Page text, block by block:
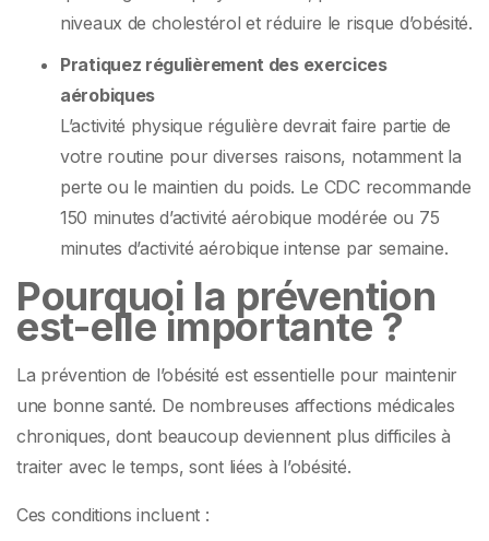
niveaux de cholestérol et réduire le risque d’obésité.
Pratiquez régulièrement des exercices
aérobiques
L’activité physique régulière devrait faire partie de
votre routine pour diverses raisons, notamment la
perte ou le maintien du poids. Le CDC recommande
150 minutes d’activité aérobique modérée ou 75
minutes d’activité aérobique intense par semaine.
Pourquoi la prévention
est-elle importante ?
La prévention de l’obésité est essentielle pour maintenir
une bonne santé. De nombreuses affections médicales
chroniques, dont beaucoup deviennent plus difficiles à
traiter avec le temps, sont liées à l’obésité.
Ces conditions incluent :